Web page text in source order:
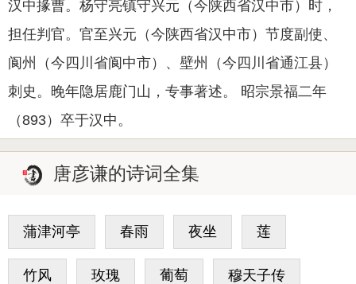
汉中掾曹。杨守亮镇守兴元（今陕西省汉中市）时，
担任判官。官至兴元（今陕西省汉中市）节度副使、
阆州（今四川省阆中市）、壁州（今四川省通江县）
刺史。晚年隐居鹿门山，专事著述。 昭宗景福二年
（893）卒于汉中。
唐彦谦的诗词全集
蒲津河亭 春雨 夜坐 莲
竹风 玫瑰 葡萄 穆天子传